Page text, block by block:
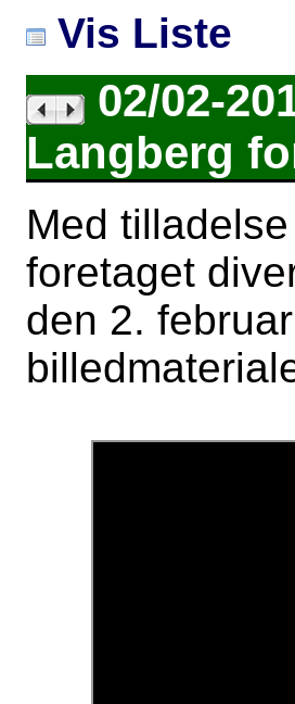
Vis Liste
02/02-
Langberg
Med
foretaget
den 2.